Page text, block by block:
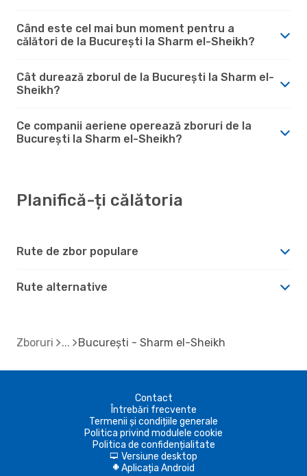
Când este cel mai bun moment pentru a
călători de la București la Sharm el-Sheikh?
Cât durează zborul de la București la Sharm el-
Sheikh?
Ce companii aeriene operează zboruri de la
București la Sharm el-Sheikh?
Planifică-ți călătoria
Rute de zbor populare
Rute alternative
Zboruri București - Sharm el-Sheikh
Contact
Întrebări frecvente
Termenii și condițiile generale
Politica privind modulele cookie
Politica de confidențialitate
d Versiune desktop
A Aplicația Android